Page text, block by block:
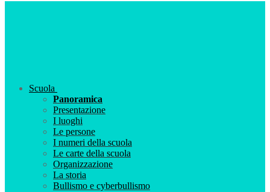
Scuola
Panoramica
Presentazione
I luoghi
Le persone
I numeri della scuola
Le carte della scuola
Organizzazione
La storia
Bullismo e cyberbullismo